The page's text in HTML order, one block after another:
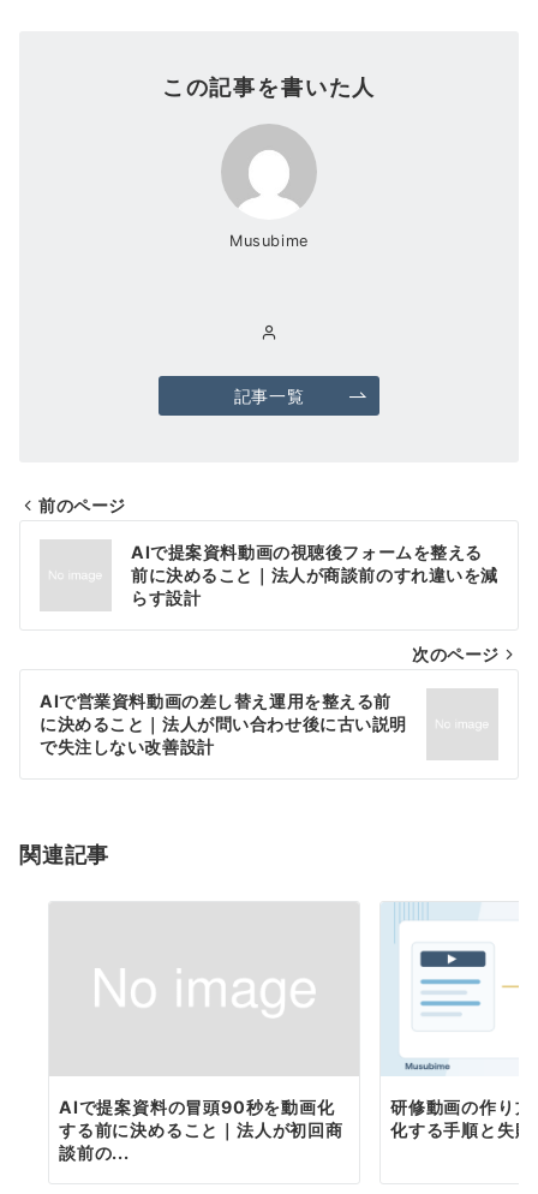
この記事を書いた人
Musubime
記事一覧
投
ナ
ビ
ゲ
ー
シ
ン
前のページ
AIで提案資料動画の視聴後フォームを整える
前に決めること｜法人が商談前のすれ違いを減
らす設計
次のページ
AIで営業資料動画の差し替え運用を整える前
に決めること｜法人が問い合わせ後に古い説明
で失注しない改善設計
関連記事
AIで提案資料の冒頭90秒を動画化
する前に決めること｜法人が初回商
談前の...
研修動画の作り
化する手順と失